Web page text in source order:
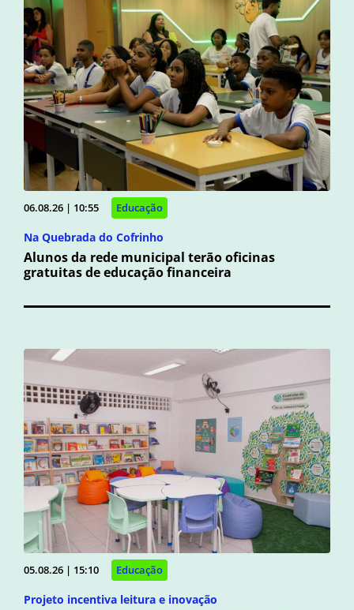
06.08.26 | 10:55 Educação
Na Quebrada do Cofrinho
Alunos da rede municipal terão oficinas
gratuitas de educação financeira
05.08.26 | 15:10 Educação
Projeto incentiva leitura e inovação